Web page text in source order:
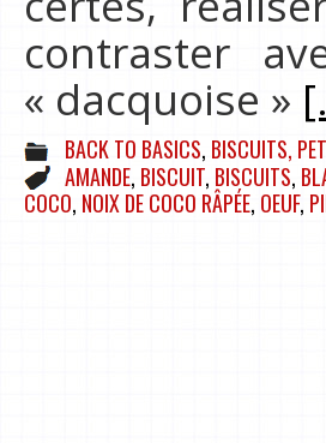
contraster
« dacquoise »
BACK TO BASICS, BISCUITS,
AMANDE, BISCUIT, BISCUITS,
COCO, NOIX DE COCO RÂPÉE, OEUF,